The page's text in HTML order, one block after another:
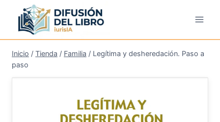
contenido
Inicio / Tienda / Familia / Legítima y desheredación. Paso a
paso